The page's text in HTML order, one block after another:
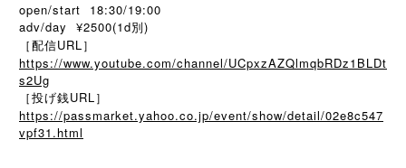
open/start 18:30/19:00
adv/day ¥2500(1d別)
［配信URL］
https://www.youtube.com/channel/UCpxzAZQlmqbRDz1BLDt
s2Ug
［投げ銭URL］
https://passmarket.yahoo.co.jp/event/show/detail/02e8c547
vpf31.html